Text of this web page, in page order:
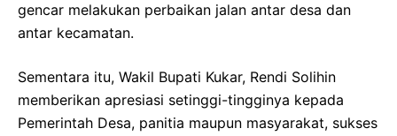
gencar melakukan perbaikan jalan antar desa dan
antar kecamatan.
Sementara itu, Wakil Bupati Kukar, Rendi Solihin
memberikan apresiasi setinggi-tingginya kepada
Pemerintah Desa, panitia maupun masyarakat, sukses